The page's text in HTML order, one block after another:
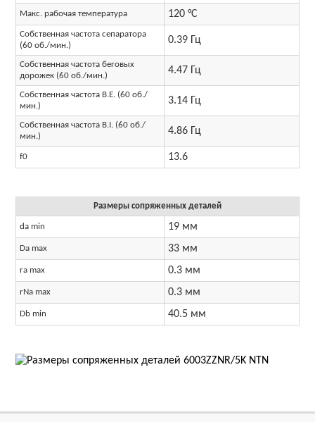
Макс. рабочая температура 120 °C
Собственная частота сепаратора
(60 об./мин.)
0.39 Гц
Собственная частота беговых
дорожек (60 об./мин.)
4.47 Гц
Собственная частота B.E. (60 об./
мин.)
3.14 Гц
Собственная частота B.I. (60 об./
мин.)
4.86 Гц
f0 13.6
Размеры сопряженных деталей
da min 19 мм
Da max 33 мм
ra max 0.3 мм
rNa max 0.3 мм
Db min 40.5 мм